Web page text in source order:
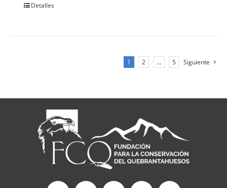
Detalles
1 2 … 5 Siguiente